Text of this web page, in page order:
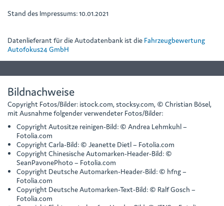
Stand des Impressums: 10.01.2021
Datenlieferant für die Autodatenbank ist die Fahrzeugbewertung
Autofokus24 GmbH
Bildnachweise
Copyright Fotos/Bilder: istock.com, stocksy.com, © Christian Bösel,
mit Ausnahme folgender verwendeter Fotos/Bilder:
Copyright Autositze reinigen-Bild: © Andrea Lehmkuhl –
Fotolia.com
Copyright Carla-Bild: © Jeanette Dietl – Fotolia.com
Copyright Chinesische Automarken-Header-Bild: ©
SeanPavonePhoto – Fotolia.com
Copyright Deutsche Automarken-Header-Bild: © hfng –
Fotolia.com
Copyright Deutsche Automarken-Text-Bild: © Ralf Gosch –
Fotolia.com